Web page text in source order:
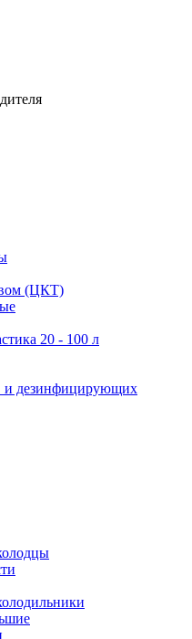
(ЦКТ)
20 - 100 л
и дезинфицирующих